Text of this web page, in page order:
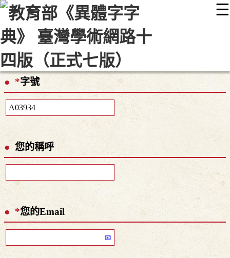
☰
::: 最新消息 常見問題 編輯說明
顯示模式
網站導覽
*字號
您的稱呼
*您的Email